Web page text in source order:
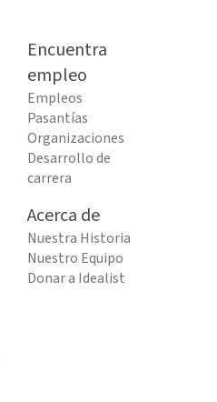
Encuentra
empleo
Empleos
Pasantías
Organizaciones
Desarrollo de
carrera
Acerca de
Nuestra Historia
Nuestro Equipo
Donar a Idealist